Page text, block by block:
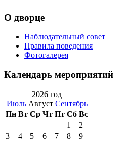
О дворце
Наблюдательный совет
Правила поведения
Фотогалерея
Календарь мероприятий
Пн Вт Ср Чт Пт Сб Вс
2026 год
Июль Август Сентябрь
1
2
3
4 5 6 7 8
9